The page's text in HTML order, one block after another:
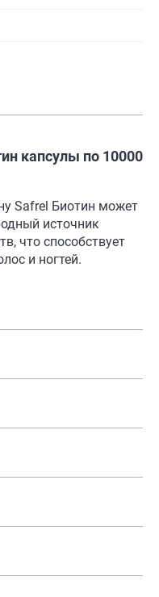
капсулы по 10000
Safrel Биотин может
источник
что способствует
и ногтей.